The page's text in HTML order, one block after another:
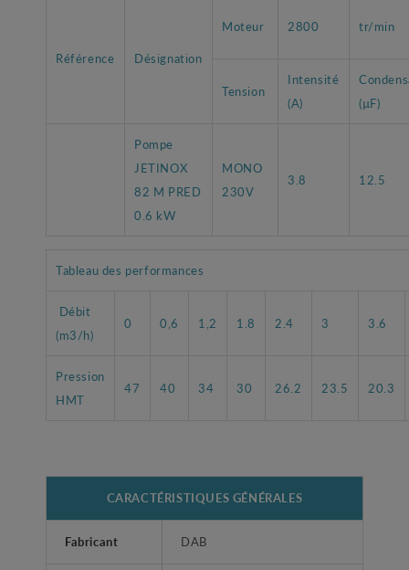
Référence Désignation
Moteur 2800 tr/min
Tension
Intensité
(A)
(µF)
Pompe
JETINOX
82 M PRED
0.6 kW
MONO
230V
3.8 12.5
Tableau des performances
Débit
(m3/h)
0 0,6 1,2 1.8 2.4 3 3.6
Pression
HMT
47 40 34 30 26.2 23.5 20.3
CARACTÉRISTIQUES GÉNÉRALES
Fabricant DAB